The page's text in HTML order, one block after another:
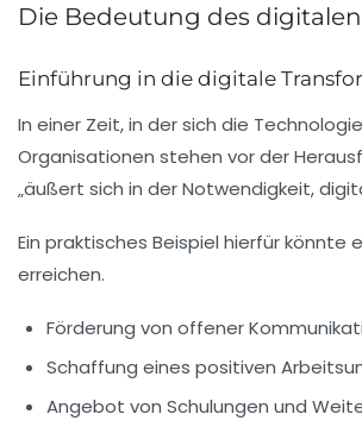
Die Bedeutung des
Einführung in die digitale
In einer Zeit, in der sich die Technologie
Organisationen stehen vor der
„äußert sich in der Notwendigkeit,
Ein praktisches Beispiel hierfür könnte
erreichen.
Förderung von offener
Schaffung eines positiven
Angebot von Schulungen und